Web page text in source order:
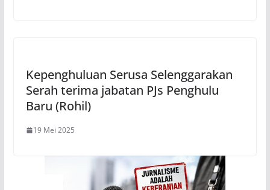
Kepenghuluan Serusa Selenggarakan
Serah terima jabatan PJs Penghulu
Baru (Rohil)
19 Mei 2025